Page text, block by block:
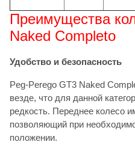
Преимущества
Naked Completo
Удобство и безопасность
Peg-Perego GT3 Naked
везде, что для данной
редкость. Переднее колесо
позволяющий при
положении.